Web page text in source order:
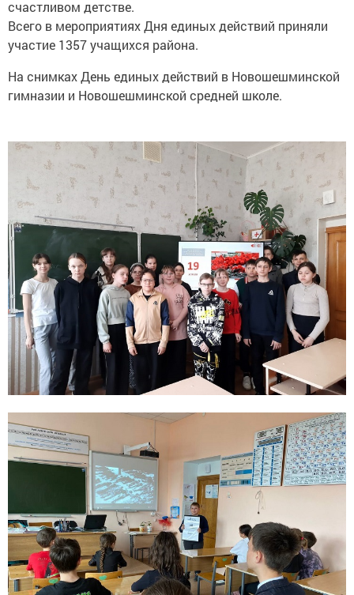
счастливом детстве.
Всего в мероприятиях Дня единых действий приняли
участие 1357 учащихся района.
На снимках День единых действий в Новошешминской
гимназии и Новошешминской средней школе.